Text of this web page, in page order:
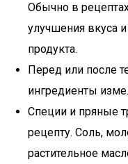
Обычно в
улучшения вкуса
продукта.
Перед или после
ингредиенты
Специи и пряные
рецепту. Соль,
растительное